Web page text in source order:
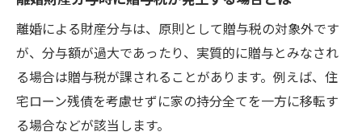
離婚による財産分与は、原則として贈与税の対象外です
が、分与額が過大であったり、実質的に贈与とみなされ
る場合は贈与税が課されることがあります。例えば、住
宅ローン残債を考慮せずに家の持分全てを一方に移転す
る場合などが該当します。